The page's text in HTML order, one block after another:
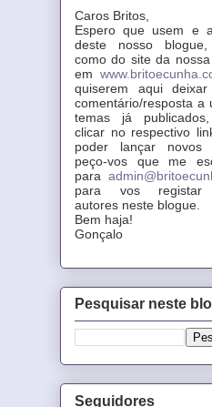
Caros Britos,
Espero que usem e
deste nosso blogue,
como do site da
em
quiserem aqui deixar
comentário/resposta a
temas já
clicar no respectivo
poder lançar novos
peço-vos que me
para
para vos registar
autores neste blogue.
Bem haja!
Gonçalo
Pesquisar neste
Seguidores